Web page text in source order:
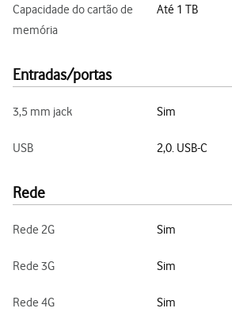
Capacidade do cartão de
memória
Até 1 TB
Entradas/portas
3,5 mm jack Sim
USB 2,0. USB-C
Rede
Rede 2G Sim
Rede 3G Sim
Rede 4G Sim